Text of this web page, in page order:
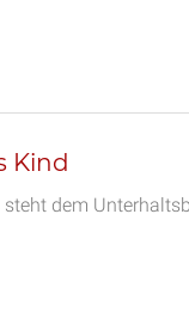
Kind
dem